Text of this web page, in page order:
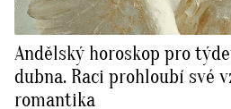
Andělský horoskop pro
dubna. Raci prohloubí své
romantika